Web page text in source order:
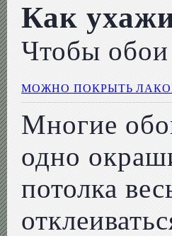
Как
Чтобы
МОЖНО ПОКРЫТЬ
Многие
одно
потолка